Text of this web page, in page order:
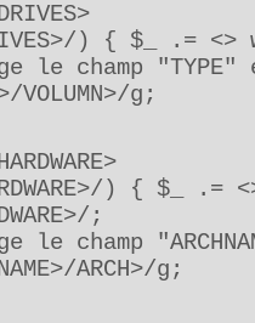
) { $_ .= <>
le champ "TYPE"
g;
) { $_ .=
;
le champ
ARCH>/g;